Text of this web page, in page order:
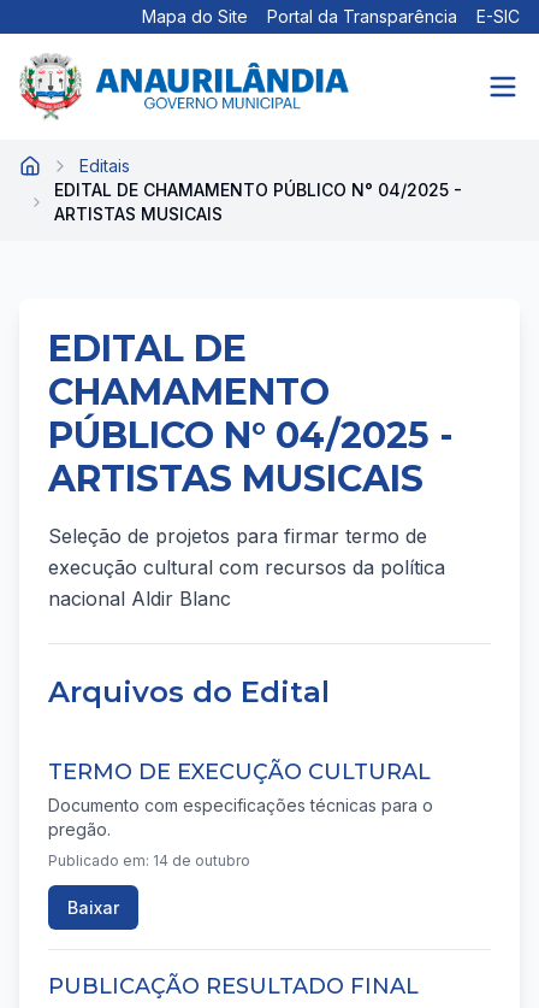
Mapa do Site Portal da Transparência E-SIC
Início
Editais
EDITAL DE CHAMAMENTO PÚBLICO N° 04/2025 -
ARTISTAS MUSICAIS
EDITAL DE
CHAMAMENTO
PÚBLICO N° 04/2025 -
ARTISTAS MUSICAIS
Seleção de projetos para firmar termo de
execução cultural com recursos da política
nacional Aldir Blanc
Arquivos do Edital
TERMO DE EXECUÇÃO CULTURAL
Documento com especificações técnicas para o
pregão.
Publicado em: 14 de outubro
Baixar
PUBLICAÇÃO RESULTADO FINAL